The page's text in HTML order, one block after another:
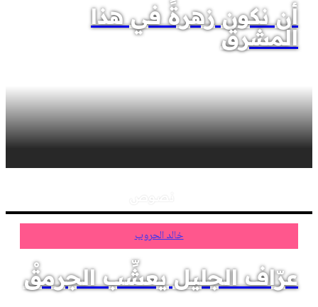
أن نكون زهرةً في هذا
المشرق
خالد الحروب
عرّاف الجليل يعشِّب الجرمقْ